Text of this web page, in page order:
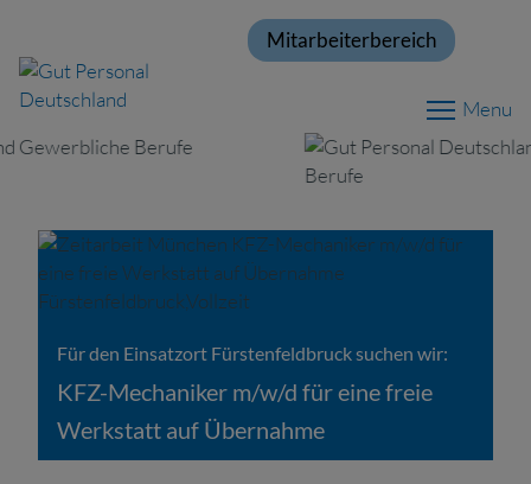
Mitarbeiterbereich
Menu
Für den Einsatzort Fürstenfeldbruck suchen wir:
KFZ-Mechaniker m/w/d für eine freie
Werkstatt auf Übernahme